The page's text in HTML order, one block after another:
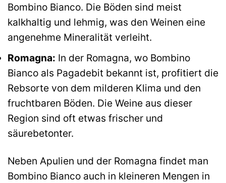
Bombino Bianco. Die Böden sind meist
kalkhaltig und lehmig, was den Weinen eine
angenehme Mineralität verleiht.
Romagna: In der Romagna, wo Bombino
Bianco als Pagadebit bekannt ist, profitiert die
Rebsorte von dem milderen Klima und den
fruchtbaren Böden. Die Weine aus dieser
Region sind oft etwas frischer und
säurebetonter.
Neben Apulien und der Romagna findet man
Bombino Bianco auch in kleineren Mengen in